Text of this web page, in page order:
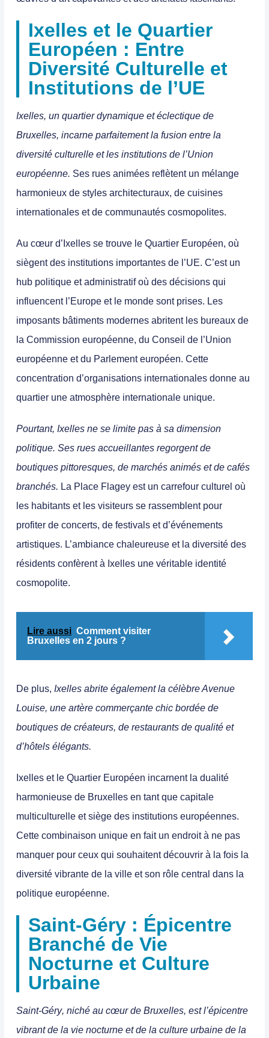
Ixelles et le Quartier
Européen : Entre
Diversité Culturelle et
Institutions de l’UE
Ixelles, un quartier dynamique et éclectique de
Bruxelles, incarne parfaitement la fusion entre la
diversité culturelle et les institutions de l’Union
européenne. Ses rues animées reflètent un mélange
harmonieux de styles architecturaux, de cuisines
internationales et de communautés cosmopolites.
Au cœur d’Ixelles se trouve le Quartier Européen, où
siègent des institutions importantes de l’UE. C’est un
hub politique et administratif où des décisions qui
influencent l’Europe et le monde sont prises. Les
imposants bâtiments modernes abritent les bureaux de
la Commission européenne, du Conseil de l’Union
européenne et du Parlement européen. Cette
concentration d’organisations internationales donne au
quartier une atmosphère internationale unique.
Pourtant, Ixelles ne se limite pas à sa dimension
politique. Ses rues accueillantes regorgent de
boutiques pittoresques, de marchés animés et de cafés
branchés. La Place Flagey est un carrefour culturel où
les habitants et les visiteurs se rassemblent pour
profiter de concerts, de festivals et d’événements
artistiques. L’ambiance chaleureuse et la diversité des
résidents confèrent à Ixelles une véritable identité
cosmopolite.
Lire aussi Comment visiter
Bruxelles en 2 jours ?
De plus, Ixelles abrite également la célèbre Avenue
Louise, une artère commerçante chic bordée de
boutiques de créateurs, de restaurants de qualité et
d’hôtels élégants.
Ixelles et le Quartier Européen incarnent la dualité
harmonieuse de Bruxelles en tant que capitale
multiculturelle et siège des institutions européennes.
Cette combinaison unique en fait un endroit à ne pas
manquer pour ceux qui souhaitent découvrir à la fois la
diversité vibrante de la ville et son rôle central dans la
politique européenne.
Saint-Géry : Épicentre
Branché de Vie
Nocturne et Culture
Urbaine
Saint-Géry, niché au cœur de Bruxelles, est l’épicentre
vibrant de la vie nocturne et de la culture urbaine de la